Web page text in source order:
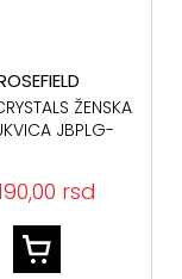
ŽENSKA
JBPLG-
rsd